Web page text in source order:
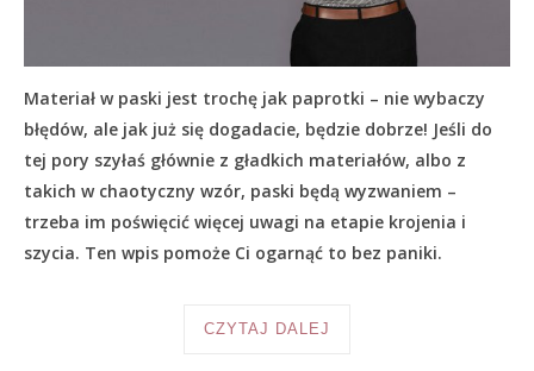
Materiał w paski jest trochę jak paprotki – nie wybaczy
błędów, ale jak już się dogadacie, będzie dobrze! Jeśli do
tej pory szyłaś głównie z gładkich materiałów, albo z
takich w chaotyczny wzór, paski będą wyzwaniem –
trzeba im poświęcić więcej uwagi na etapie krojenia i
szycia. Ten wpis pomoże Ci ogarnąć to bez paniki.
CZYTAJ DALEJ